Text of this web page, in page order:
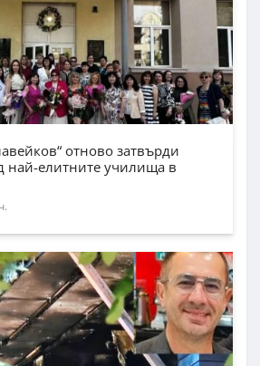
отново затвърди
най-елитните училища в